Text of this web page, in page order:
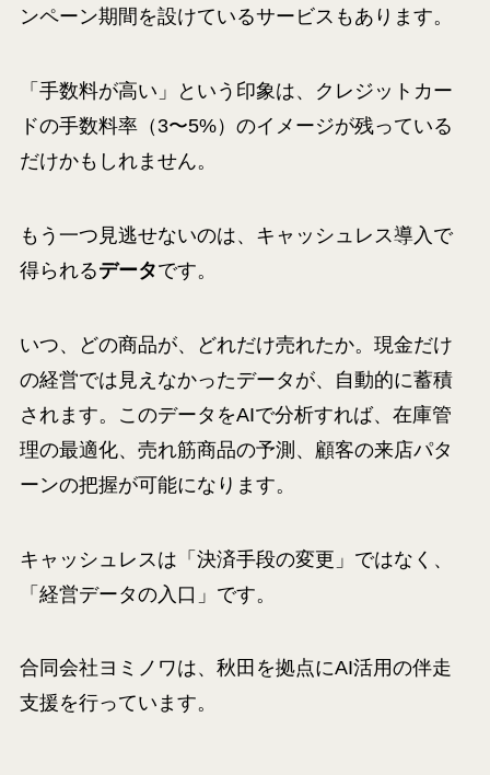
ンペーン期間を設けているサービスもあります。
「手数料が高い」という印象は、クレジットカー
ドの手数料率（3〜5%）のイメージが残っている
だけかもしれません。
もう一つ見逃せないのは、キャッシュレス導入で
得られるデータです。
いつ、どの商品が、どれだけ売れたか。現金だけ
の経営では見えなかったデータが、自動的に蓄積
されます。このデータをAIで分析すれば、在庫管
理の最適化、売れ筋商品の予測、顧客の来店パタ
ーンの把握が可能になります。
キャッシュレスは「決済手段の変更」ではなく、
「経営データの入口」です。
合同会社ヨミノワは、秋田を拠点にAI活用の伴走
支援を行っています。